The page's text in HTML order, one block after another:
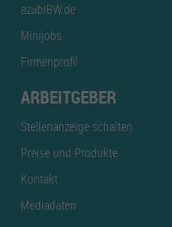
azubiBW.de
Minijobs
Firmenprofil
ARBEITGEBER
Stellenanzeige schalten
Preise und Produkte
Kontakt
Mediadaten